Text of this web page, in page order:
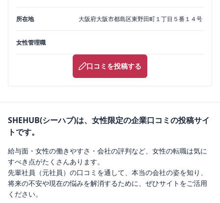
所在地 大阪府大阪市都島区東野田町１丁目５番１４号
女性管理職
口コミを投稿する
SHEHUB(シーハブ)は、女性限定の企業口コミの投稿サイ
トです。
給与面・女性の働きやすさ・会社の評判など、女性の転職は気に
すべき点がたくさんあります。
先輩社員（元社員）の口コミを通して、本当の会社の姿を知り、
将来の不安や現在の悩みを解消するために、ぜひサイトをご活用
ください。